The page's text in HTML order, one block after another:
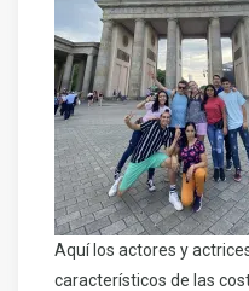
Aquí los actores y
característicos de las